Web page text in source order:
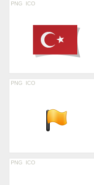
PNG ICO
PNG ICO
PNG ICO